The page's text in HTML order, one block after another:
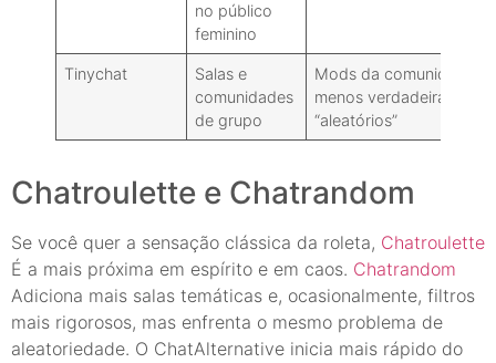
no público
feminino
Tinychat
Salas e
comunidades
de grupo
Mods da comunidade:
menos verdadeiramente
“aleatórios”
Chatroulette e Chatrandom
Se você quer a sensação clássica da roleta, Chatroulette
É a mais próxima em espírito e em caos. Chatrandom
Adiciona mais salas temáticas e, ocasionalmente, filtros
mais rigorosos, mas enfrenta o mesmo problema de
aleatoriedade. O ChatAlternative inicia mais rápido do